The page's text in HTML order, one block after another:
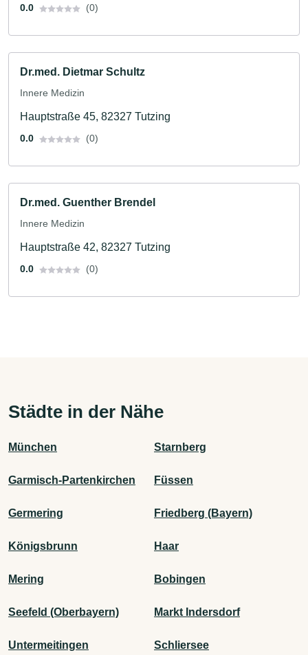
0.0 (0)
Dr.med. Dietmar Schultz
Innere Medizin
Hauptstraße 45, 82327 Tutzing
0.0 (0)
Dr.med. Guenther Brendel
Innere Medizin
Hauptstraße 42, 82327 Tutzing
0.0 (0)
Städte in der Nähe
München Starnberg
Garmisch-Partenkirchen Füssen
Germering Friedberg (Bayern)
Königsbrunn Haar
Mering Bobingen
Seefeld (Oberbayern) Markt Indersdorf
Untermeitingen Schliersee